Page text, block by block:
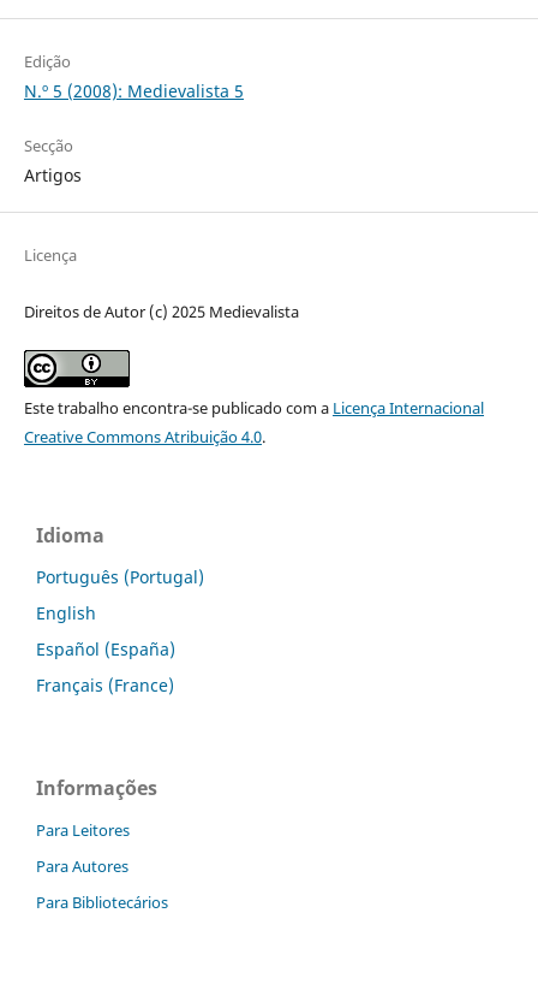
Edição
N.º 5 (2008): Medievalista 5
Secção
Artigos
Licença
Direitos de Autor (c) 2025 Medievalista
Este trabalho encontra-se publicado com a Licença Internacional
Creative Commons Atribuição 4.0.
Idioma
Português (Portugal)
English
Español (España)
Français (France)
Informações
Para Leitores
Para Autores
Para Bibliotecários